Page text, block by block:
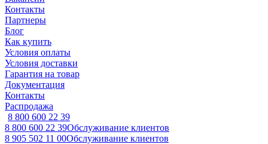
Контакты
Партнеры
Блог
Как купить
Условия оплаты
Условия доставки
Гарантия на товар
Документация
Контакты
Распродажа
8 800 600 22 39
8 800 600 22 39Обслуживание клиентов
8 905 502 11 00Обслуживание клиентов